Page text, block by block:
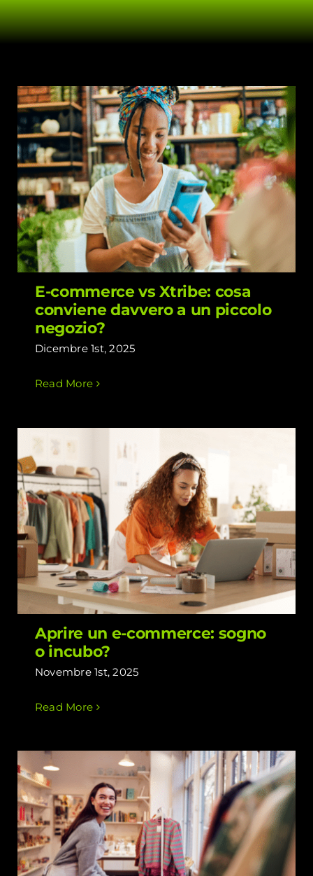
E-commerce vs Xtribe: cosa conviene
davvero a un piccolo negozio?
E-commerce vs Xtribe: cosa
conviene davvero a un piccolo
negozio?
Dicembre 1st, 2025
Read More
Aprire un e-commerce: sogno o
incubo?
Aprire un e-commerce: sogno
o incubo?
Novembre 1st, 2025
Read More
E-commerce o Xtribe? L’alternativa
(più furba) per i piccoli negozi